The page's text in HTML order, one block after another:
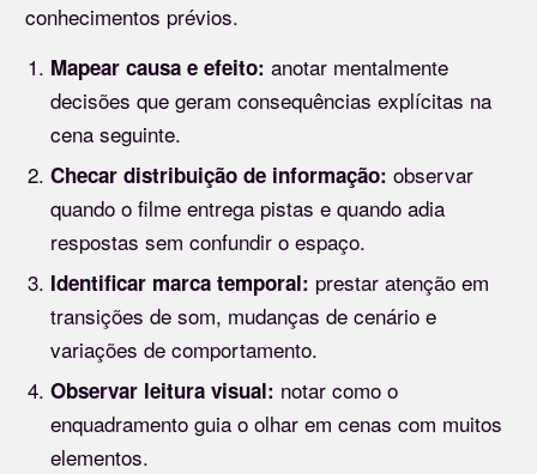
conhecimentos prévios.
Mapear causa e efeito: anotar mentalmente
decisões que geram consequências explícitas na
cena seguinte.
Checar distribuição de informação: observar
quando o filme entrega pistas e quando adia
respostas sem confundir o espaço.
Identificar marca temporal: prestar atenção em
transições de som, mudanças de cenário e
variações de comportamento.
Observar leitura visual: notar como o
enquadramento guia o olhar em cenas com muitos
elementos.